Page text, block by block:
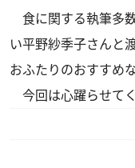
食に関する執筆多
い平野紗季子さんと
おふたりのおすすめ
今回は心躍らせて